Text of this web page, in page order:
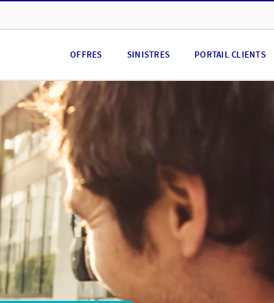
OFFRES SINISTRES PORTAIL CLIENTS